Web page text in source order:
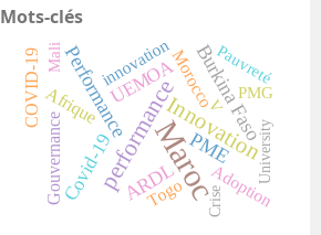
Mots-clés
Maroc
performanceInnovation
Performance Burkina Faso
ARDL
PME
Covid-19
UEMOA
Afrique
COVID-19
Gouvernance
Morocco
Adoption
innovation
Togo
Pauvreté
V
Mali
PMG
University
Crise